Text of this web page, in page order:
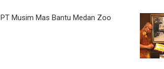
PT Musim Mas Bantu Medan Zoo